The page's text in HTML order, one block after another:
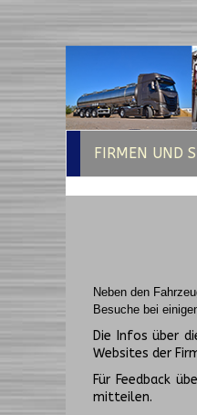
FIRMEN UND
Neben den
Besuche bei
Die Infos über
Websites der
Für Feedback
mitteilen.